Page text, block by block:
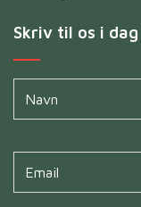
Skriv til os i dag